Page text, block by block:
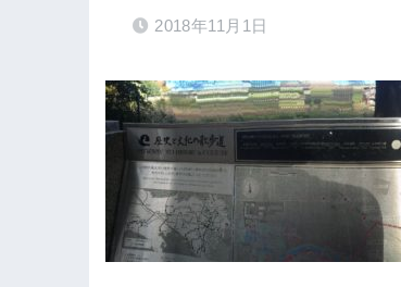
2018年11月1日